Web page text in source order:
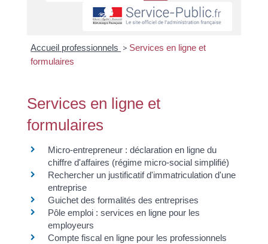
Accueil professionnels > Services en ligne et
formulaires
Services en ligne et
formulaires
Micro-entrepreneur : déclaration en ligne du
chiffre d'affaires (régime micro-social simplifié)
Rechercher un justificatif d'immatriculation d'une
entreprise
Guichet des formalités des entreprises
Pôle emploi : services en ligne pour les
employeurs
Compte fiscal en ligne pour les professionnels